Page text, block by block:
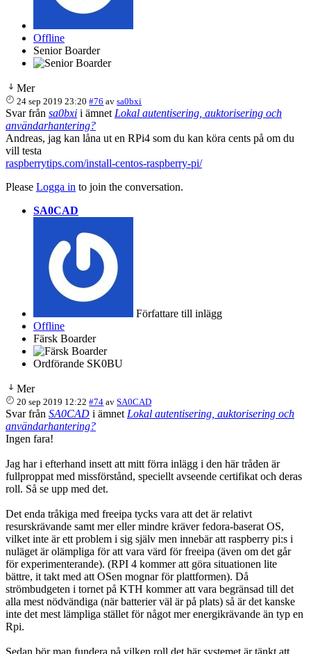
Offline
Senior Boarder
Mer
24 sep 2019 23:20 #76 avsa0bxi
Svar från sa0bxi i ämnet Lokal autentisering, auktorisering och
användarhantering?
Andreas, jag kan låna ut en RPi4 som du kan köra cents på om du
vill testa
raspberrytips.com/install-centos-raspberry-pi/
Please Logga in to join the conversation.
SA0CAD
Författare till inlägg
Offline
Färsk Boarder
Ordförande SK0BU
Mer
20 sep 2019 12:22 #74 avSA0CAD
Svar från SA0CAD i ämnet Lokal autentisering, auktorisering och
användarhantering?
Ingen fara!
Jag har i efterhand insett att mitt förra inlägg i den här tråden är
fullproppat med missförstånd, speciellt avseende certifikat och deras
roll. Så se upp med det.
Det enda tråkiga med freeipa tycks vara att det är relativt
resurskrävande samt mer eller mindre kräver fedora-baserat OS,
vilket inte är ett problem i sig själv men innebär att raspberry pi:s i
nuläget är olämpliga för att vara värd för freeipa (även om det går
för experimenterande). (RPI 4 kommer att göra situationen lite
bättre, it takt med att OSen mognar för plattformen). Då
strömbudgeten i tornet på KTH kommer att vara begränsad till det
alla mest nödvändiga (när batterier väl är på plats) så är det kanske
inte det mest lämpliga stället för något mer energikrävande än typ en
Rpi.
Sedan bör man fundera på vilken roll det här systemet är tänkt att